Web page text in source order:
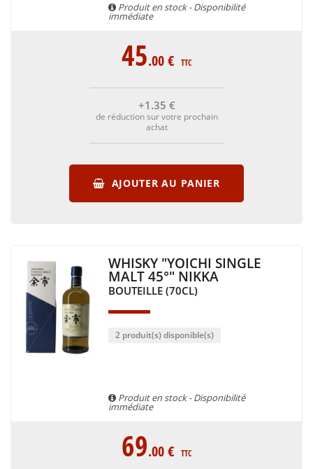
Produit en stock - Disponibilité
immédiate
45.00€ TTC
+1 .35 €
de réduction sur votre prochain
achat
AJOUTER AU PANIER
WHISKY "YOICHI SINGLE
MALT 45°" NIKKA
BOUTEILLE (70CL)
2 produit(s) disponible(s)
Produit en stock - Disponibilité
immédiate
69.00€ TTC